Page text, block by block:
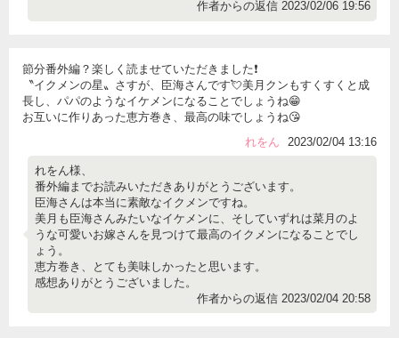
作者からの返信 2023/02/06 19:56
節分番外編？楽しく読ませていただきました❗
〝イクメンの星〟さすが、臣海さんです💘美月クンもすくすくと成
長し、パパのようなイケメンになることでしょうね😁
お互いに作りあった恵方巻き、最高の味でしょうね😘
れをん
2023/02/04 13:16
れをん様、
番外編までお読みいただきありがとうございます。
臣海さんは本当に素敵なイクメンですね。
美月も臣海さんみたいなイケメンに、そしていずれは菜月のよ
うな可愛いお嫁さんを見つけて最高のイクメンになることでし
ょう。
恵方巻き、とても美味しかったと思います。
感想ありがとうございました。
作者からの返信 2023/02/04 20:58